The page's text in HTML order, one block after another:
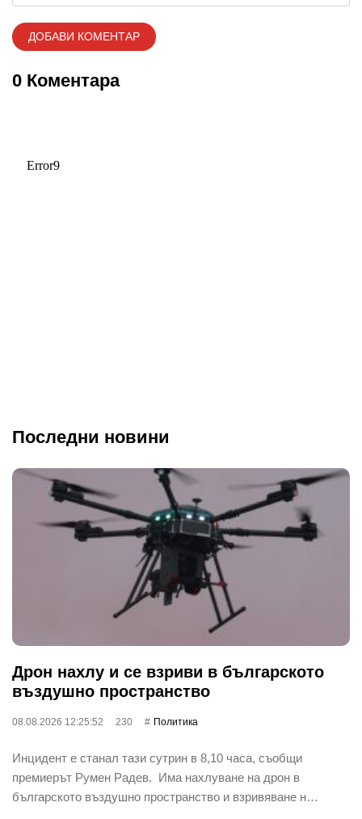
0 Коментара
Последни новини
Дрон нахлу и се взриви в българското
въздушно пространство
08.08.2026 12:25:52 230 Политика
Инцидент е станал тази сутрин в 8,10 часа, съобщи
премиерът Румен Радев. Има нахлуване на дрон в
българското въздушно пространство и взривяване н…